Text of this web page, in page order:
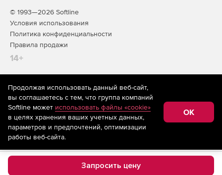
Запросить цену
© 1993—2026 Softline
Условия использования
Политика конфиденциальности
Правила продажи
14+
На информационном ресурсе store.softline.ru применяются
рекомендательные технологии(информационные технологии
предоставления информации на основе сбора,
систематизации и анализа сведений, относящихся к
предпочтениям пользователей сети «Интернет»,
находящихся на территории Российской Федерации)
Продолжая использовать данный веб-сайт,
вы соглашаетесь с тем, что группа компаний
Softline может использовать файлы «cookie»
в целях хранения ваших учетных данных,
параметров и предпочтений, оптимизации
работы веб-сайта.
OK